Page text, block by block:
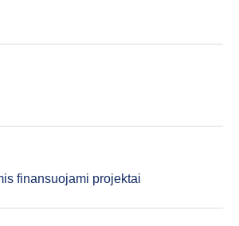
finansuojami projektai